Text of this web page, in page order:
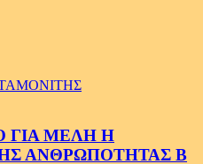
ΜΕΛΗ Η
ΑΝΘΡΩΠΟΤΗΤΑΣ Β